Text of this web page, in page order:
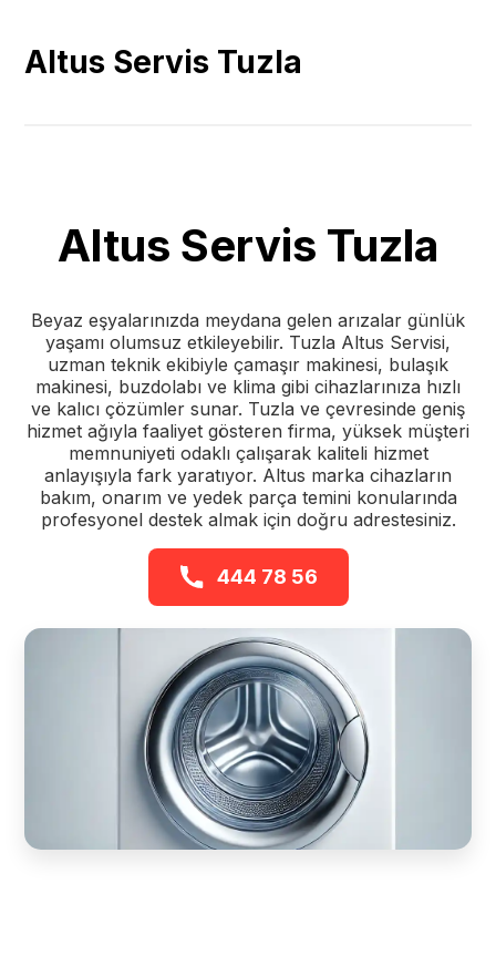
Altus Servis Tuzla
Altus Servis Tuzla
Beyaz eşyalarınızda meydana gelen arızalar günlük
yaşamı olumsuz etkileyebilir. Tuzla Altus Servisi,
uzman teknik ekibiyle çamaşır makinesi, bulaşık
makinesi, buzdolabı ve klima gibi cihazlarınıza hızlı
ve kalıcı çözümler sunar. Tuzla ve çevresinde geniş
hizmet ağıyla faaliyet gösteren firma, yüksek müşteri
memnuniyeti odaklı çalışarak kaliteli hizmet
anlayışıyla fark yaratıyor. Altus marka cihazların
bakım, onarım ve yedek parça temini konularında
profesyonel destek almak için doğru adrestesiniz.
444 78 56